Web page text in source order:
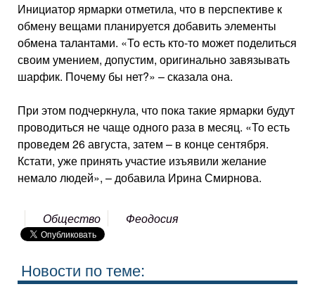
Инициатор ярмарки отметила, что в перспективе к
обмену вещами планируется добавить элементы
обмена талантами. «То есть кто-то может поделиться
своим умением, допустим, оригинально завязывать
шарфик. Почему бы нет?» – сказала она.
При этом подчеркнула, что пока такие ярмарки будут
проводиться не чаще одного раза в месяц. «То есть
проведем 26 августа, затем – в конце сентября.
Кстати, уже принять участие изъявили желание
немало людей», – добавила Ирина Смирнова.
Общество Феодосия
Новости по теме: